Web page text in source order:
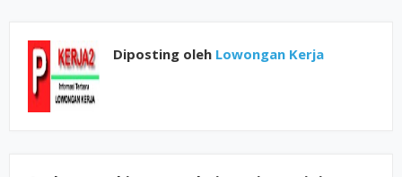
Diposting oleh Lowongan Kerja